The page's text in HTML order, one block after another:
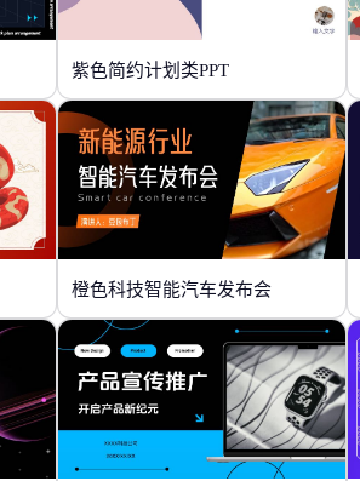
紫色简约计划类PPT
橙色科技智能汽车发布会